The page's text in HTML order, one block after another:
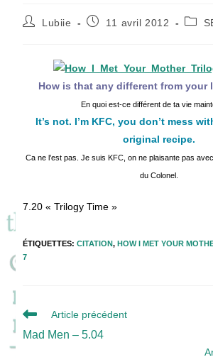
Auteur/autrice
publication :
Lubiie
Publication
11 avril 2012
Post
How is that any different from your
En quoi est-ce différent de ta vie
It’s not. I’m KFC, you don’t mess
original recipe.
Ca ne l’est pas. Je suis KFC, on ne plaisante pas
du Colonel.
7.20 « Trilogy Time »
ÉTIQUETTES:CITATION, HOW I MET YOUR
7
Read
articles
Article précédent
Mad Men – 5.04